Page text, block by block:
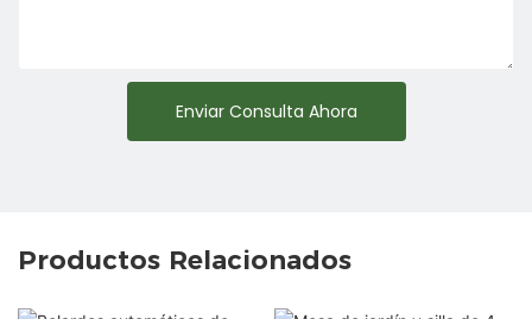
Enviar Consulta Ahora
Productos Relacionados